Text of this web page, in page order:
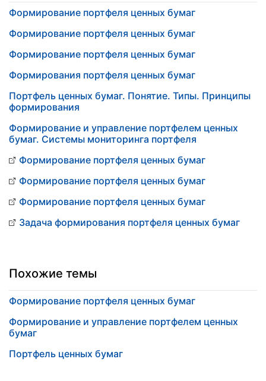
Формирование портфеля ценных бумаг
Формирование портфеля ценных бумаг
Формирование портфеля ценных бумаг
Формирования портфеля ценных бумаг
Портфель ценных бумаг. Понятие. Типы. Принципы
формирования
Формирование и управление портфелем ценных
бумаг. Системы мониторинга портфеля
Формирование портфеля ценных бумаг
Формирование портфеля ценных бумаг
Формирование портфеля ценных бумаг
Задача формирования портфеля ценных бумаг
Похожие темы
Формирование портфеля ценных бумаг
Формирование и управление портфелем ценных
бумаг
Портфель ценных бумаг